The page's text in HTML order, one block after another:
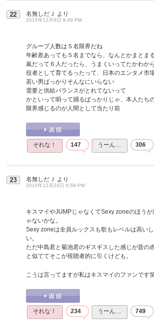
22 名無しだＪ より
2015年12月9日 9:49 PM
グループ人数は５名限界だね
年齢差あっても５名までなら、なんとかまとま
嵐だって６人だったら、うまくいってたかわか
役者として育てるったって、日本のエンタメ市
若い男ばっかりそんなにいらない
需要と供給バランスがとれてないって
かといって唄って踊るばっかりじゃ、本人たち
限界感じるのが人間として当たり前
それな！ 147 うーん… 306
23 名無しだＪ より
2015年12月24日 6:58 PM
キスマイやJUMPじゃなくてSexy zoneのほう
ゃないかな。
Sexy zoneは全員ルックスも歌もレベルは高い
い。
ただ中島君と菊池君のギスギスした感じが昔の
と似ててそこが視聴者的に引くけども。
こうは言ってますが私はキスマイのファンです
それな！ 234 うーん… 749